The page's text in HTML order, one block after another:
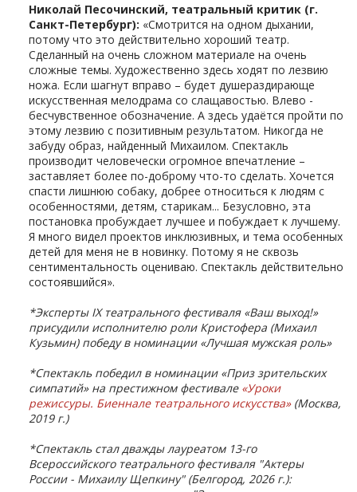
Николай Песочинский, театральный критик (г.
Санкт-Петербург): «Смотрится на одном дыхании,
потому что это действительно хороший театр.
Сделанный на очень сложном материале на очень
сложные темы. Художественно здесь ходят по лезвию
ножа. Если шагнут вправо – будет душераздирающе
искусственная мелодрама со слащавостью. Влево -
бесчувственное обозначение. А здесь удаётся пройти по
этому лезвию с позитивным результатом. Никогда не
забуду образ, найденный Михаилом. Спектакль
производит человечески огромное впечатление –
заставляет более по-доброму что-то сделать. Хочется
спасти лишнюю собаку, добрее относиться к людям с
особенностями, детям, старикам... Безусловно, эта
постановка пробуждает лучшее и побуждает к лучшему.
Я много видел проектов инклюзивных, и тема особенных
детей для меня не в новинку. Потому я не сквозь
сентиментальность оцениваю. Спектакль действительно
состоявшийся».
*Эксперты IX театрального фестиваля «Ваш выход!»
присудили исполнителю роли Кристофера (Михаил
Кузьмин) победу в номинации «Лучшая мужская роль»
*Спектакль победил в номинации «Приз зрительских
симпатий» на престижном фестивале «Уроки
режиссуры. Биеннале театрального искусства»(Москва,
2019 г.)
*Спектакль стал дважды лауреатом 13-го
Всероссийского театрального фестиваля "Актеры
России - Михаилу Щепкину" (Белгород, 2026 г.):